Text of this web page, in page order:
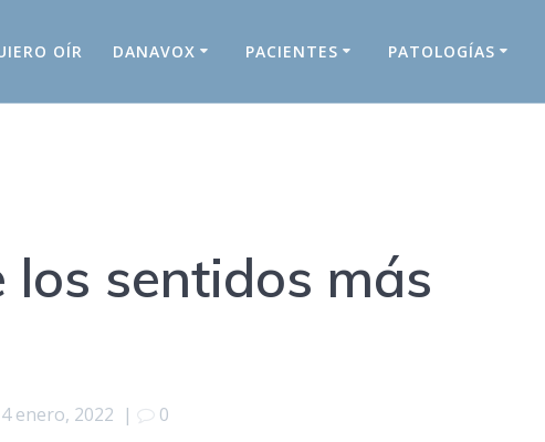
OÍR DANAVOX PACIENTES PATOLOGÍAS
los sentidos más
enero, 2022 | 0